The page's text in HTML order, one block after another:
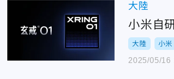
大陸
小米自
大陸 小米
2025/05/16